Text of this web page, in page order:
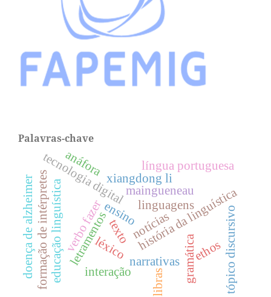
Palavras-chave
linguagens
letramentosensino
tecnologia digital
gramática
história da linguística
texto
educação linguística
xiangdong li
formação de intérpretes
doença de alzheimer narrativas
interação tópico discursivo
verbo fazer
anáfora língua portuguesa
ethos
maingueneau
léxico
libras
notícias